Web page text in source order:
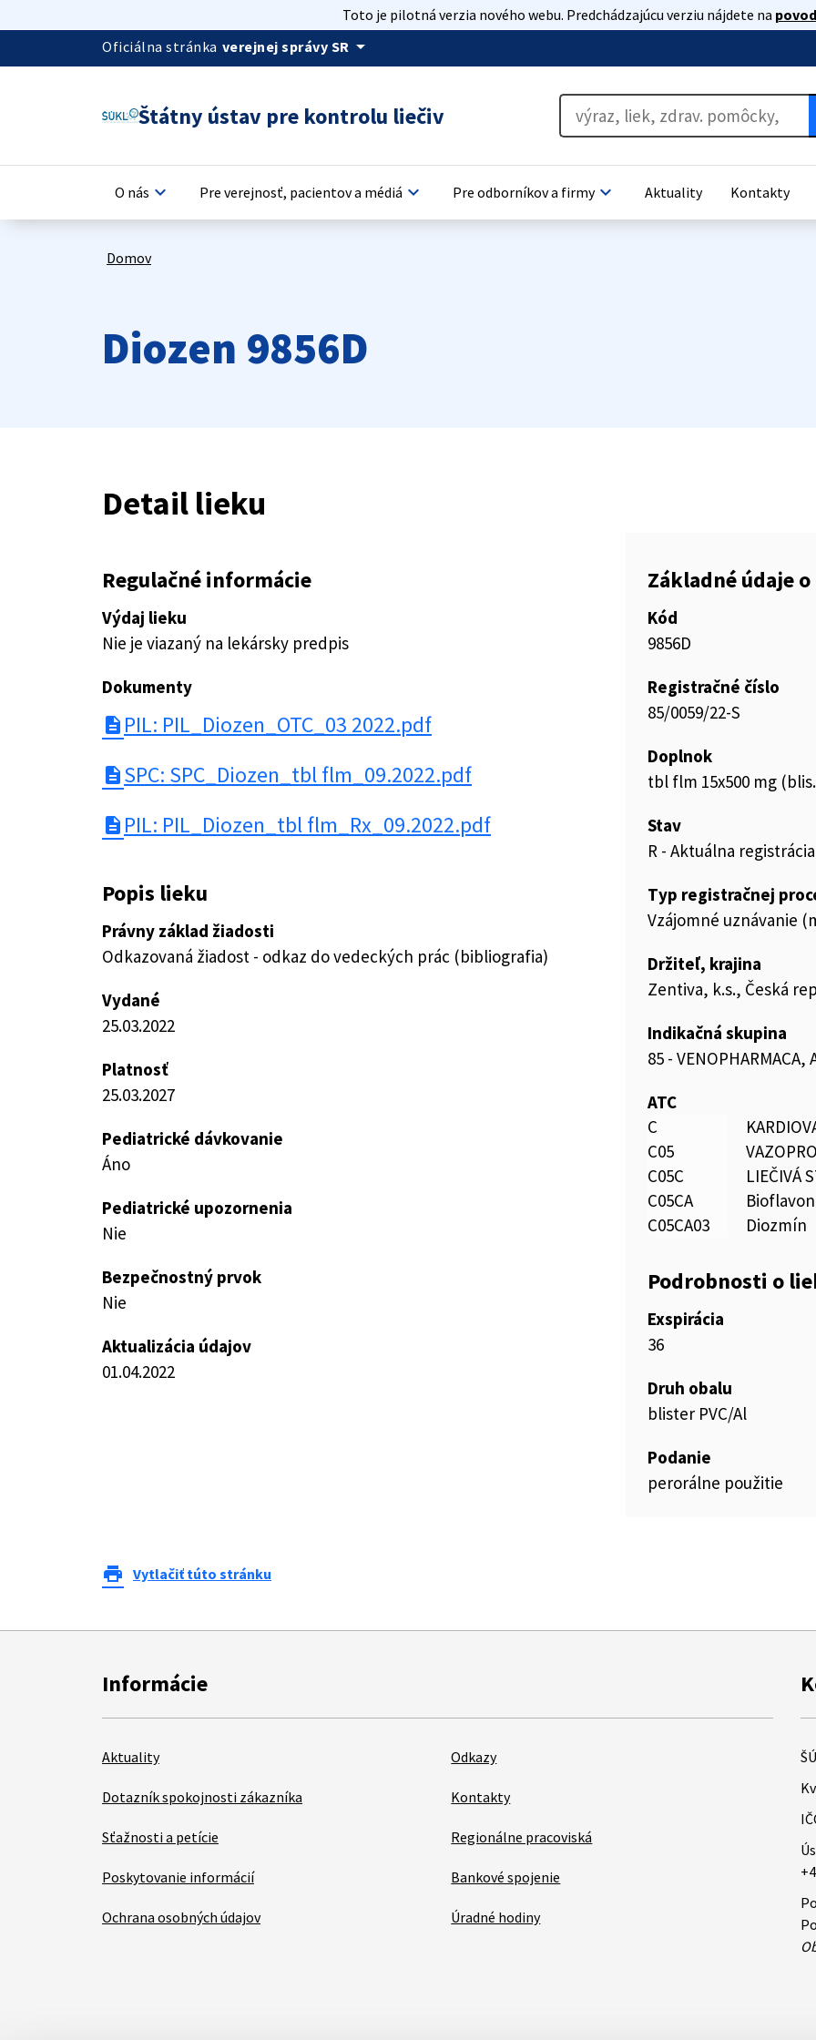
Toto je pilotná verzia nového webu. Predchádzajúcu verziu nájdete na
Oficiálna stránka verejnej správy SR arrow_drop_down
Štátny ústav pre kontrolu liečiv
O nás keyboard_arrow_down Pre verejnosť, pacientov a médiá keyboard_arrow_down Pre odborníkov a firmykeyboard_arrow_down Aktuality Kontakty
Domov
Diozen 9856D
Detail lieku
Regulačné informácie
Výdaj lieku
Nie je viazaný na lekársky predpis
Dokumenty
description PIL: PIL_Diozen_OTC_03 2022.pdf
description SPC: SPC_Diozen_tbl flm_09.2022.pdf
description PIL: PIL_Diozen_tbl flm_Rx_09.2022.pdf
Popis lieku
Právny základ žiadosti
Odkazovaná žiadost - odkaz do vedeckých prác (bibliografia)
Vydané
25.03.2022
Platnosť
25.03.2027
Pediatrické dávkovanie
Áno
Pediatrické upozornenia
Nie
Bezpečnostný prvok
Nie
Aktualizácia údajov
01.04.2022
Základné údaje
Kód
9856D
Registračné číslo
85/0059/22-S
Doplnok
tbl flm 15x500 mg
Stav
R - Aktuálna registrácia
Typ registračnej
Vzájomné uznávanie
Držiteľ, krajina
Zentiva, k.s., Česká
Indikačná skupina
85 - VENOPHARMACA,
ATC
C
C05
C05C
LIEČIVÁ
C05CA
C05CA03
Diozmín
Podrobnosti o
Exspirácia
36
Druh obalu
blister PVC/Al
Podanie
perorálne použitie
print Vytlačiť túto stránku
Informácie
Aktuality
Dotazník spokojnosti zákazníka
Sťažnosti a petície
Poskytovanie informácií
Ochrana osobných údajov
Odkazy
Kontakty
Regionálne pracoviská
Bankové spojenie
Úradné hodiny